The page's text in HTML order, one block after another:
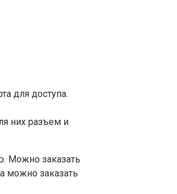
для доступа.
них разъем и
Можно заказать
можно заказать